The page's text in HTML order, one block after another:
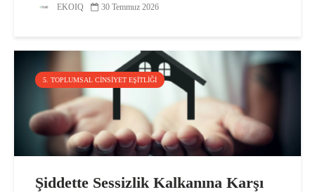
EKOIQ 30 Temmuz 2026
5. TOPLUMSAL CINSIYET EŞITLIĞI
Şiddette Sessizlik Kalkanına Karşı